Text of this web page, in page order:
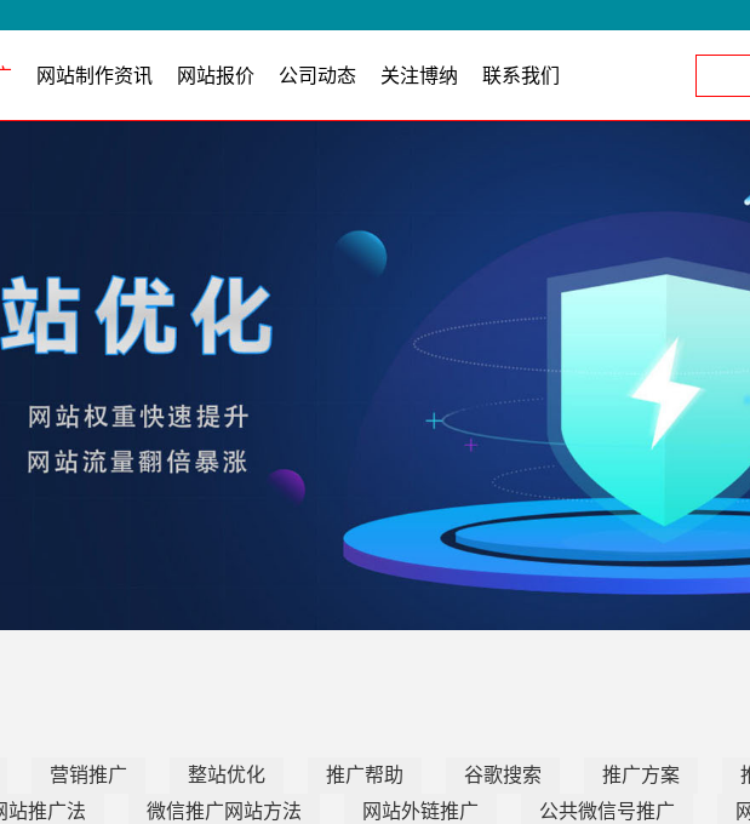
网站制作资讯 网站报价 公司动态 关注博纳 联系我们
营销推广 整站优化 推广帮助 谷歌搜索 推广方案
站推广法 微信推广网站方法 网站外链推广 公共微信号推广